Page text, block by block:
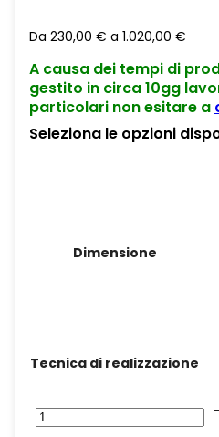
Da 230,00 € a 1.020,00 €
A causa dei tempi di
gestito in circa 10gg
particolari non esitare a
Seleziona le opzioni
Dimensione
Tecnica di realizzazione
La
Città